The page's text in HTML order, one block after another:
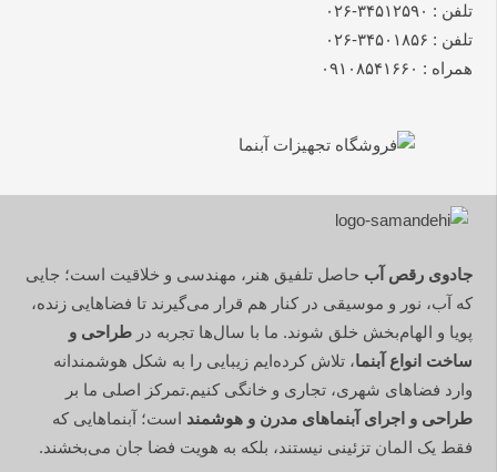
تلفن : ۳۴۵۱۲۵۹۰-۰۲۶
تلفن : ۳۴۵۰۱۸۵۶-۰۲۶
همراه : ۰۹۱۰۸۵۴۱۶۶۰
جادوی رقص آب حاصل تلفیق هنر، مهندسی و خلاقیت است؛ جایی
که آب، نور و موسیقی در کنار هم قرار می‌گیرند تا فضاهایی زنده،
پویا و الهام‌بخش خلق شوند. ما با سال‌ها تجربه درطراحی و
ساخت انواع آبنما، تلاش کرده‌ایم زیبایی را به شکل هوشمندانه
وارد فضاهای شهری، تجاری و خانگی کنیم.تمرکز اصلی ما بر
طراحی و اجرای آبنماهای مدرن و هوشمند است؛ آبنماهایی که
فقط یک المان تزئینی نیستند، بلکه به هویت فضا جان می‌بخشند.